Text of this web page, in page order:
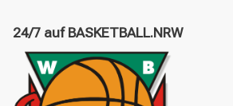
24/7 auf BASKETBALL.NRW